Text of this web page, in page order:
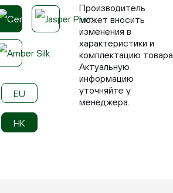
EU
HK
Производитель
может вносить
изменения в
характеристики и
комплектацию товара.
Актуальную
информацию
уточняйте у
менеджера.